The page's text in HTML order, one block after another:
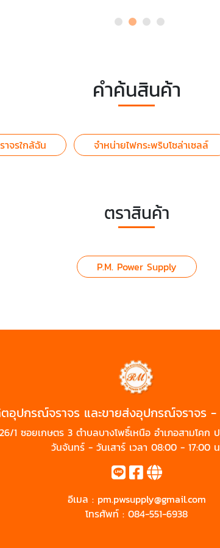
คำค้นสินค้า
จรใกล้ฉัน จำหน่ายไฟกระพริบโซล่าเซลล์
ตราสินค้า
P.M. Power Supply
ตอุปกรณ์จราจร และขายส่งอุปกรณ์จราจร
26/1 ซอยเกษตร 3 ตำบลบางโพธิ์เหนือ อำเภอสามโคก
วันจันทร์ - วันเสาร์ เวลา 08:00 - 17:00
อีเมล : pm.pwsupply@gmail.com
โทรศัพท์ : 084-551-6938